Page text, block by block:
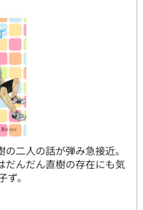
二人の話が弾み急接近。
だんだん直樹の存在にも気
。